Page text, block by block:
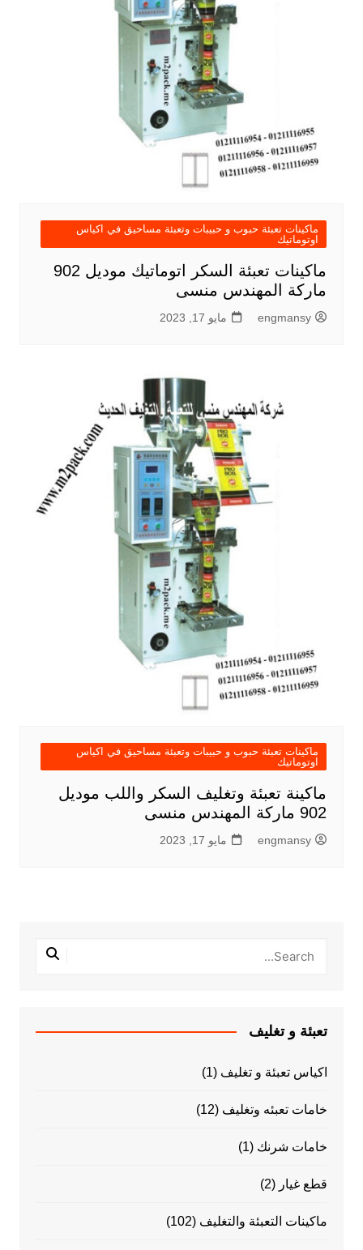
ماكينات تعبئة حبوب و حبيبات وتعبئة مساحيق في اكياس
اوتوماتيك
ماكينات تعبئة السكر اتوماتيك موديل 902
ماركة المهندس منسى
engmansy مايو 17, 2023
ماكينات تعبئة حبوب و حبيبات وتعبئة مساحيق في اكياس
اوتوماتيك
ماكينة تعبئة وتغليف السكر واللب موديل
902 ماركة المهندس منسى
engmansy مايو 17, 2023
تعبئة و تغليف
اكياس تعبئة و تغليف (1)
خامات تعبئه وتغليف (12)
خامات شرنك (1)
قطع غيار (2)
ماكينات التعبئة والتغليف (102)